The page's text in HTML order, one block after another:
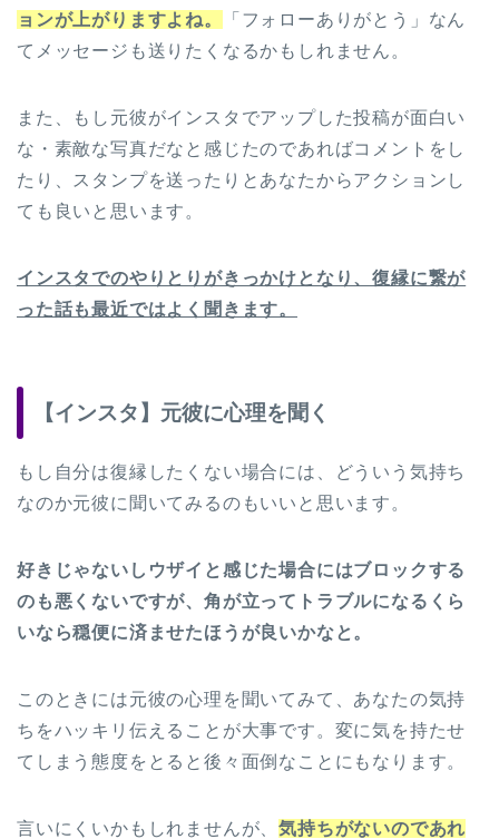
ョンが上がりますよね。
「フォローありがとう」なん
てメッセージも送りたくなるかもしれません。
また、もし元彼がインスタでアップした投稿が面白い
な・素敵な写真だなと感じたのであればコメントをし
たり、スタンプを送ったりとあなたからアクションし
ても良いと思います。
インスタでのやりとりがきっかけとなり、復縁に繋が
った話も最近ではよく聞きます。
【インスタ】元彼に心理を聞く
もし自分は復縁したくない場合には、どういう気持ち
なのか元彼に聞いてみるのもいいと思います。
好きじゃないしウザイと感じた場合にはブロックする
のも悪くないですが、角が立ってトラブルになるくら
いなら穏便に済ませたほうが良いかなと。
このときには元彼の心理を聞いてみて、あなたの気持
ちをハッキリ伝えることが大事です。変に気を持たせ
てしまう態度をとると後々面倒なことにもなります。
言いにくいかもしれませんが、気持ちがないのであれ